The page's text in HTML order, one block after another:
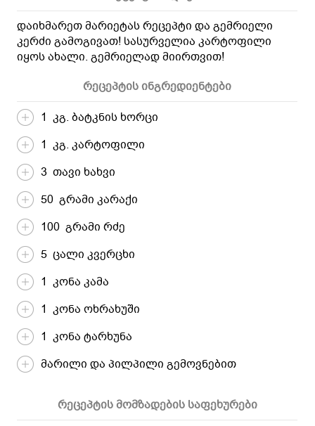
დაიხმარეთ მარიეტას რეცეპტი და გემრიელი
კერძი გამოგივათ! სასურველია კარტოფილი
იყოს ახალი. გემრიელად მიირთვით!
რეცეპტის ინგრედიენტები
1 კგ. ბატკნის ხორცი
1 კგ. კარტოფილი
3 თავი ხახვი
50 გრამი კარაქი
100 გრამი რძე
5 ცალი კვერცხი
1 კონა კამა
1 კონა ოხრახუში
1 კონა ტარხუნა
მარილი და პილპილი გემოვნებით
რეცეპტის მომზადების საფეხურები